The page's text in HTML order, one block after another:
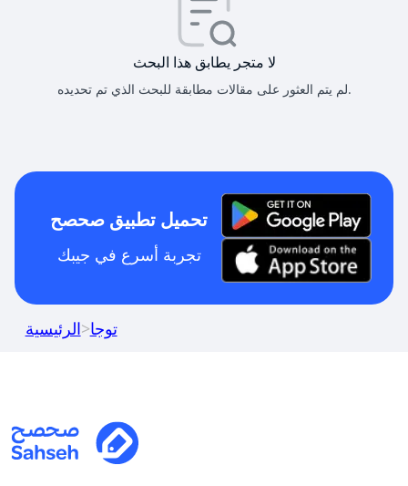
لا متجر يطابق هذا البحث
لم يتم العثور على مقالات مطابقة للبحث الذي تم تحديده.
تحميل تطبيق صحصح
تجربة أسرع في جيبك
الرئيسية>توجا